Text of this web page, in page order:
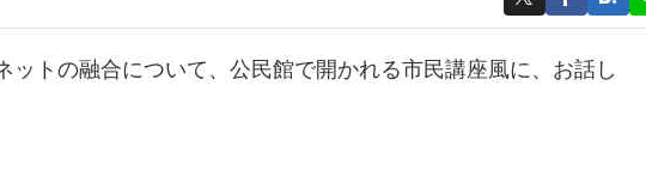
ットの融合について、公民館で開かれる市民講座風に、お話し